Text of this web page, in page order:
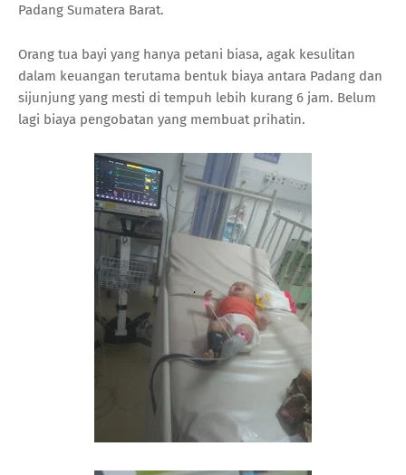
Padang Sumatera Barat.
Orang tua bayi yang hanya petani biasa, agak kesulitan
dalam keuangan terutama bentuk biaya antara Padang dan
sijunjung yang mesti di tempuh lebih kurang 6 jam. Belum
lagi biaya pengobatan yang membuat prihatin.